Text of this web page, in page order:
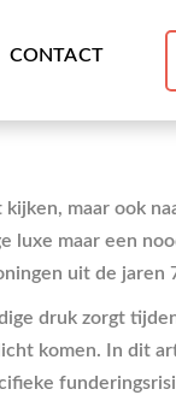
CONTACT
maar ook
maar een
uit de jaren
druk zorgt
komen. In dit